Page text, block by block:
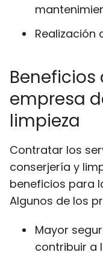
Realización
empresa
limpieza
Contratar los
conserjería y
beneficios para
Algunos de los
Mayor
contribuir a